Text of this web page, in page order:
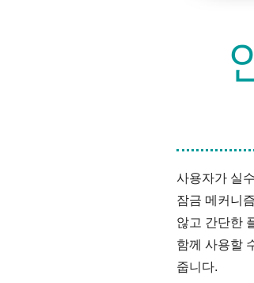
사용자가 실
잠금 메커니
않고 간단한
함께 사용할
줍니다.